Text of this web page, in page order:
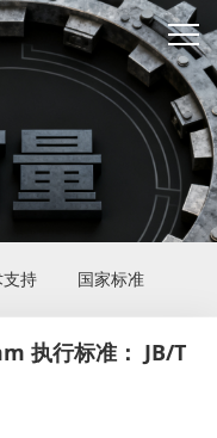
持 国家标准
执行标准： JB/T